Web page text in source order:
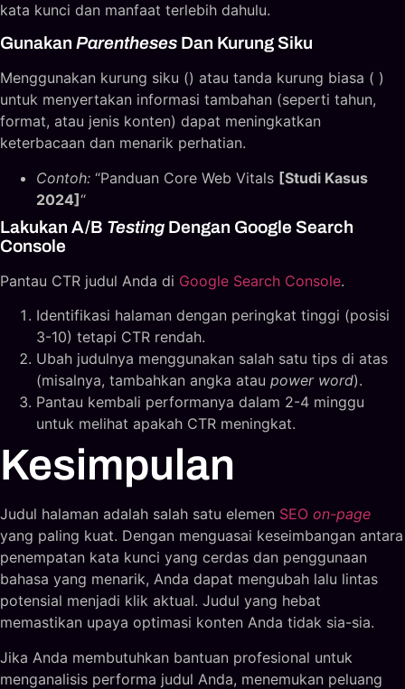
kata kunci dan manfaat terlebih dahulu.
Gunakan Parentheses Dan Kurung Siku
Menggunakan kurung siku () atau tanda kurung biasa ( )
untuk menyertakan informasi tambahan (seperti tahun,
format, atau jenis konten) dapat meningkatkan
keterbacaan dan menarik perhatian.
Contoh: “Panduan Core Web Vitals [Studi Kasus
2024]“
Lakukan A/B Testing Dengan Google Search
Console
Pantau CTR judul Anda di Google Search Console.
Identifikasi halaman dengan peringkat tinggi (posisi
3-10) tetapi CTR rendah.
Ubah judulnya menggunakan salah satu tips di atas
(misalnya, tambahkan angka atau power word).
Pantau kembali performanya dalam 2-4 minggu
untuk melihat apakah CTR meningkat.
Kesimpulan
Judul halaman adalah salah satu elemen SEO on-page
yang paling kuat. Dengan menguasai keseimbangan antara
penempatan kata kunci yang cerdas dan penggunaan
bahasa yang menarik, Anda dapat mengubah lalu lintas
potensial menjadi klik aktual. Judul yang hebat
memastikan upaya optimasi konten Anda tidak sia-sia.
Jika Anda membutuhkan bantuan profesional untuk
menganalisis performa judul Anda, menemukan peluang